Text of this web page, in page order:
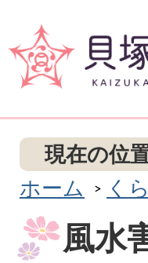
現在の位
ホーム
く
風水